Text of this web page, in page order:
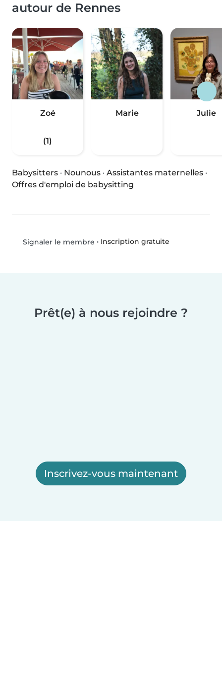
autour de Rennes
Zoé
(1)
Marie Julie
Babysitters · Nounous · Assistantes maternelles ·
Offres d'emploi de babysitting
Signaler le membre • Inscription gratuite
Prêt(e) à nous rejoindre ?
Inscrivez-vous maintenant